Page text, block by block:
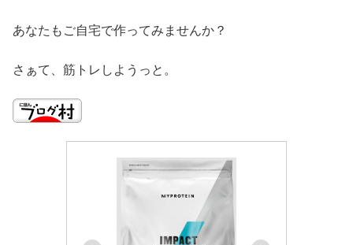
あなたもご自宅で作ってみませんか？
さぁて、筋トレしようっと。